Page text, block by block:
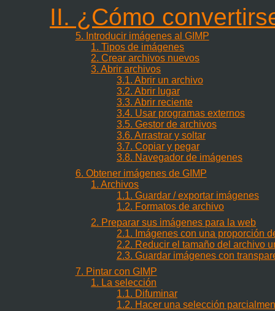
II. ¿Cómo
5. Introducir imágenes al GIMP
1. Tipos de imágenes
2. Crear archivos nuevos
3. Abrir archivos
3.1. Abrir un archivo
3.2. Abrir lugar
3.3. Abrir reciente
3.4. Usar programas externos
3.5. Gestor de archivos
3.6. Arrastrar y soltar
3.7. Copiar y pegar
3.8. Navegador de imágenes
6. Obtener imágenes de GIMP
1. Archivos
1.1. Guardar / exportar imágenes
1.2. Formatos de archivo
2. Preparar sus imágenes para la web
2.1. Imágenes con una proporción
2.2. Reducir el tamaño del archivo
2.3. Guardar imágenes con
7. Pintar con GIMP
1. La selección
1.1. Difuminar
1.2. Hacer una selección